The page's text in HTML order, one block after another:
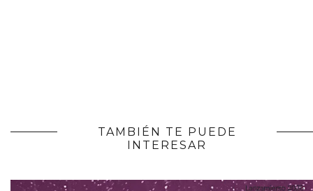
TAMBIÉN TE PUEDE
INTERESAR